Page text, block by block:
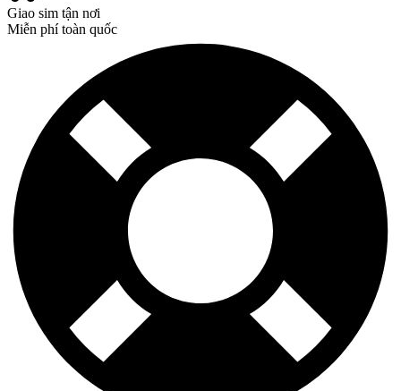
Giao sim tận nơi
Miễn phí toàn quốc